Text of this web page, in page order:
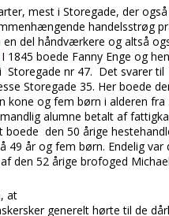
mest i Storegade, der
nde handelsstrøg
en del håndværkere og altså
I 1845 boede Fanny Enge og
nr 47. Det svarer til
Storegade 35. Her boede
kone og fem børn i alderen fra
alumne betalt af
boede den 50 årige
49 år og fem børn. Endelig var
den 52 årige brofoged
at
generelt hørte til de